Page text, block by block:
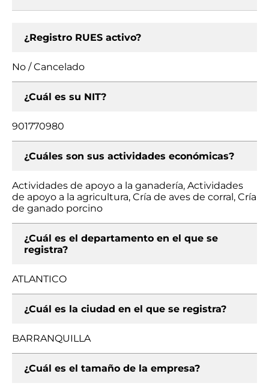
¿Registro RUES activo?
No / Cancelado
¿Cuál es su NIT?
901770980
¿Cuáles son sus actividades económicas?
Actividades de apoyo a la ganadería, Actividades
de apoyo a la agricultura, Cría de aves de corral, Cría
de ganado porcino
¿Cuál es el departamento en el que se
registra?
ATLANTICO
¿Cuál es la ciudad en el que se registra?
BARRANQUILLA
¿Cuál es el tamaño de la empresa?